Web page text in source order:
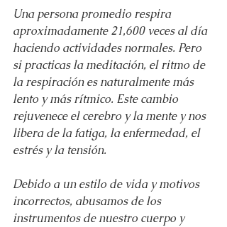
Una persona promedio respira
aproximadamente 21,600 veces al día
haciendo actividades normales. Pero
si practicas la meditación, el ritmo de
la respiración es naturalmente más
lento y más rítmico. Este cambio
rejuvenece el cerebro y la mente y nos
libera de la fatiga, la enfermedad, el
estrés y la tensión.
Debido a un estilo de vida y motivos
incorrectos, abusamos de los
instrumentos de nuestro cuerpo y